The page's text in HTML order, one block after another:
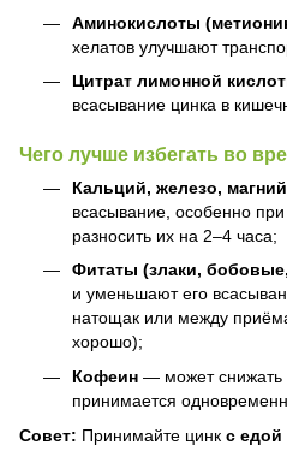
Аминокислоты
хелатов улучшают
Цитрат лимонной
всасывание цинка в
Чего лучше избегать во
Кальций, железо, магний
всасывание, особенно
разносить их на 2–4 часа;
Фитаты (злаки,
и уменьшают его
натощак или между
хорошо);
Кофеин — может снижать
принимается
Совет: Принимайте цинк с